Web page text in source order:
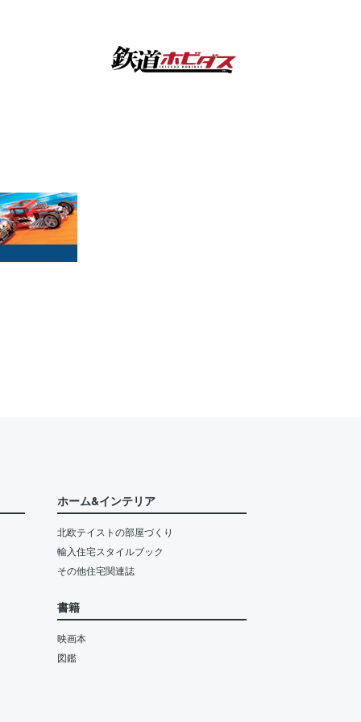
ホーム&インテリア
北欧テイストの部屋づくり
輸入住宅スタイルブック
その他住宅関連誌
書籍
映画本
図鑑